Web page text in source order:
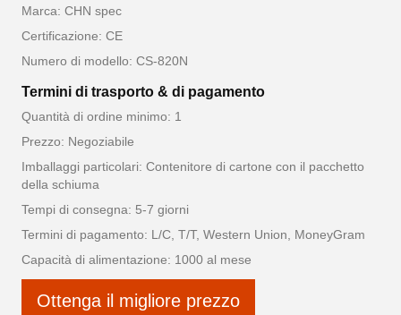
Marca: CHN spec
Certificazione: CE
Numero di modello: CS-820N
Termini di trasporto & di pagamento
Quantità di ordine minimo: 1
Prezzo: Negoziabile
Imballaggi particolari: Contenitore di cartone con il pacchetto
della schiuma
Tempi di consegna: 5-7 giorni
Termini di pagamento: L/C, T/T, Western Union, MoneyGram
Capacità di alimentazione: 1000 al mese
Ottenga il migliore prezzo